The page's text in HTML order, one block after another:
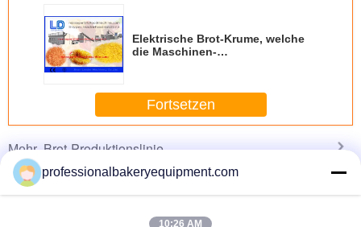
Elektrische Brot-Krume, welche
die Maschinen-
Fortsetzen
MehrBrot-Produktionslinie
professionalbakeryequipment.com
10:26 AM